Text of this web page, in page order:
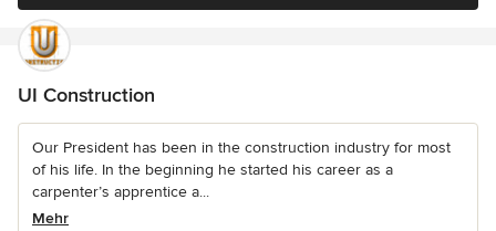
UI Construction
Our President has been in the construction industry for most
of his life. In the beginning he started his career as a
carpenter’s apprentice a...
Mehr